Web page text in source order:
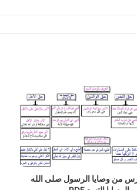
من وصايا الرسول صلى الله